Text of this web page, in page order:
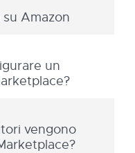
Amazon
un
vengono